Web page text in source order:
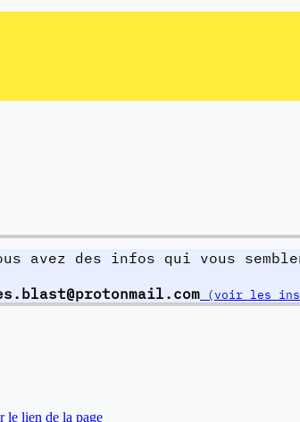
avez des infos qui vous
(voir les
le lien de la page